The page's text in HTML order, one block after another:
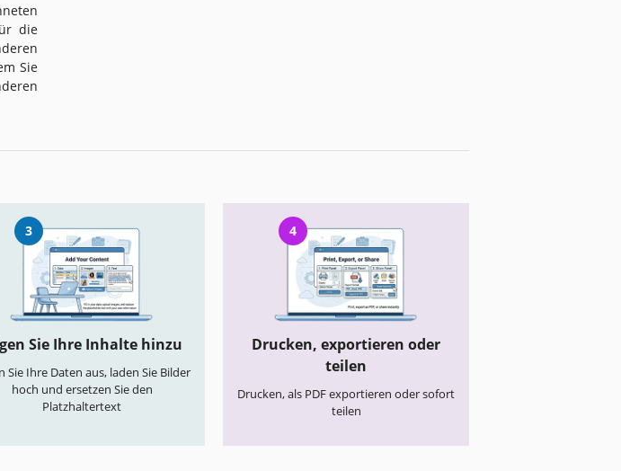
die
Sie
3
Sie Ihre Inhalte hinzu
Sie Ihre Daten aus, laden Sie Bilder
hoch und ersetzen Sie den
Platzhaltertext
4
Drucken, exportieren oder
teilen
Drucken, als PDF exportieren oder sofort
teilen